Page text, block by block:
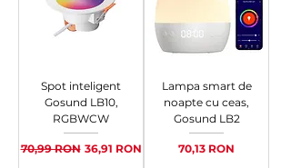
Spot inteligent
Gosund LB10,
RGBWCW
Preț normal
70,99 RON Preț redus
36,91 RON
Lampa smart de
noapte cu ceas,
Gosund LB2
Preț
70,13 RON